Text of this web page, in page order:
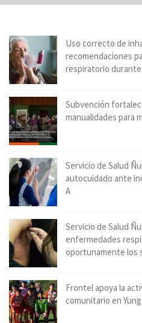
Uso correcto de
recomendaciones
respiratorio
Subvención
manualidades para
Servicio de Salud
autocuidado ante
A
Servicio de Salud
enfermedades
oportunamente los
Frontel apoya la
comunitario en